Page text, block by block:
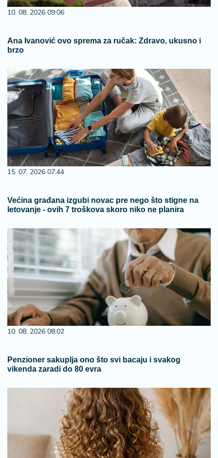
10. 08. 2026 09:06
Ana Ivanović ovo sprema za ručak: Zdravo, ukusno i
brzo
15. 07. 2026 07:44
Većina građana izgubi novac pre nego što stigne na
letovanje - ovih 7 troškova skoro niko ne planira
10. 08. 2026 08:02
Penzioner sakuplja ono što svi bacaju i svakog
vikenda zaradi do 80 evra